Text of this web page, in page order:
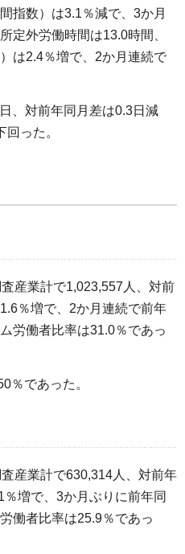
指数）は3.1％減で、3か月
定外労働時間は13.0時間、
は2.4％増で、2か月連続で
、対前年同月差は0.3日減
った。
産業計で1,023,557人、対前
％増で、2か月連続で前年
労働者比率は31.0％であっ
％であった。
産業計で630,314人、対前年
増で、3か月ぶりに前年同
働者比率は25.9％であっ